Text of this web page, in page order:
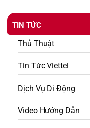
TIN TỨC
Thủ Thuật
Tin Tức Viettel
Dịch Vụ Di Động
Video Hướng Dẫn